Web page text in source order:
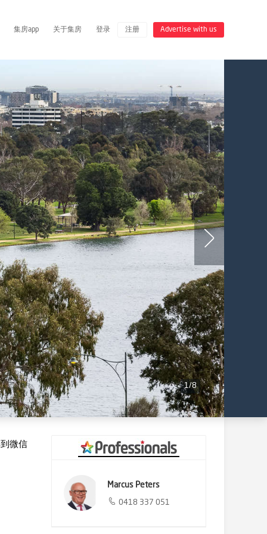
集房app 关于集房 登录 注册 Advertise with us
1/8
微信
Marcus Peters
0418 337 051